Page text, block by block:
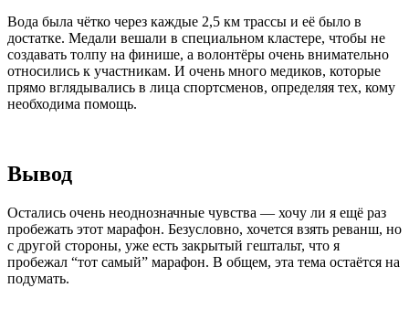
Вода была чётко через каждые 2,5 км трассы и её было в
достатке. Медали вешали в специальном кластере, чтобы не
создавать толпу на финише, а волонтёры очень внимательно
относились к участникам. И очень много медиков, которые
прямо вглядывались в лица спортсменов, определяя тех, кому
необходима помощь.
Вывод
Остались очень неоднозначные чувства — хочу ли я ещё раз
пробежать этот марафон. Безусловно, хочется взять реванш, но
с другой стороны, уже есть закрытый гештальт, что я
пробежал “тот самый” марафон. В общем, эта тема остаётся на
подумать.